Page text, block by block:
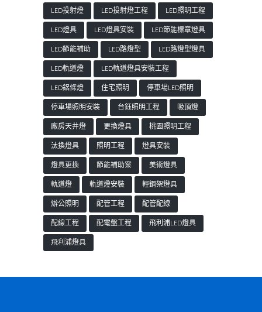
LED投射燈
LED投射燈工程
LED照明工程
LED燈具
LED燈具安裝
LED節能標章燈具
LED節能補助
LED路燈型
LED路燈型燈具
LED軌道燈
LED軌道燈具安裝工程
LED鋁條燈
住宅照明
停車場LED照明
停車場照明安裝
台鈺照明工程
吸頂燈
廠房天井燈
更換燈具
桃園照明工程
汰換燈具
照明工程
燈具安裝
燈具更換
節能補助案
美術燈具
軌道燈
軌道燈安裝
輕鋼架燈具
辦公照明
配管工程
配管配線
配線工程
配電盤工程
飛利浦LED燈具
飛利浦燈具